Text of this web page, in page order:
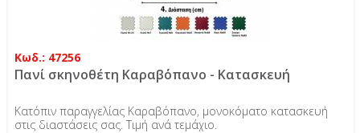
Κωδ.: 47256
Πανί σκηνοθέτη Καραβ΄όπανο - Κατασκευή
Κατόπιν παραγγελίας Καραβόπανο, μονοκόματο κατασκευή
στις διαστάσεις σας. Τιμή ανά τεμάχιο.